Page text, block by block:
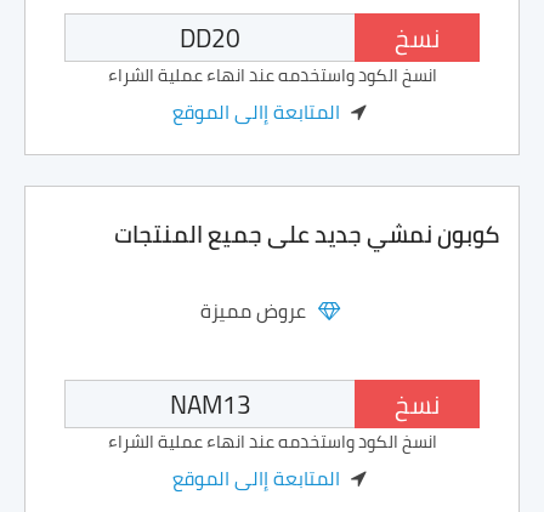
نسخ
انسخ الكود واستخدمه عند انهاء عملية الشراء
المتابعة إالى الموقع
كوبون نمشي جديد على جميع المنتجات
عروض مميزة
نسخ
انسخ الكود واستخدمه عند انهاء عملية الشراء
المتابعة إالى الموقع